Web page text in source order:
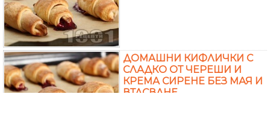
ДОМАШНИ КИФЛИЧКИ С
СЛАДКО ОТ ЧЕРЕШИ И
КРЕМА СИРЕНЕ БЕЗ МАЯ И
ВТАСВАНЕ